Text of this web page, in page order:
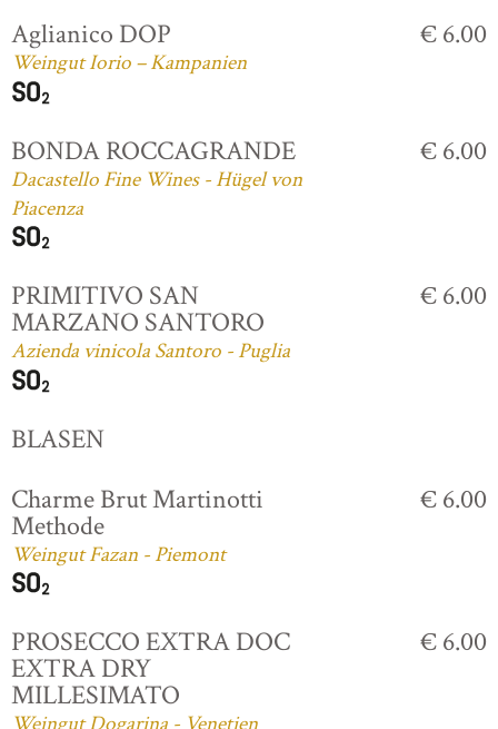
Aglianico DOP
Weingut Iorio – Kampanien
€ 6.00
BONDA ROCCAGRANDE
Dacastello Fine Wines - Hügel von
Piacenza
€ 6.00
PRIMITIVO SAN
MARZANO SANTORO
Azienda vinicola Santoro - Puglia
€ 6.00
BLASEN
Charme Brut Martinotti
Methode
Weingut Fazan - Piemont
€ 6.00
PROSECCO EXTRA DOC
EXTRA DRY
MILLESIMATO
€ 6.00